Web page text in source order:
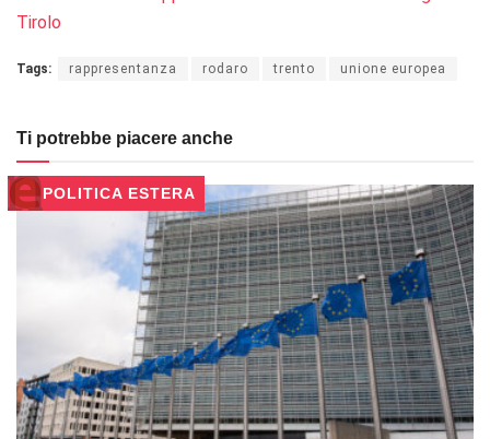
Tirolo
Tags: rappresentanza rodaro trento unione europea
Ti potrebbe piacere anche
POLITICA ESTERA